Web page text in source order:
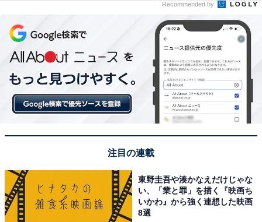
Recommended by
注目の連載
東野圭吾や湊かなえだけじゃな
い、「業と罪」を描く『映画ち
いかわ』から強く連想した映画
8選